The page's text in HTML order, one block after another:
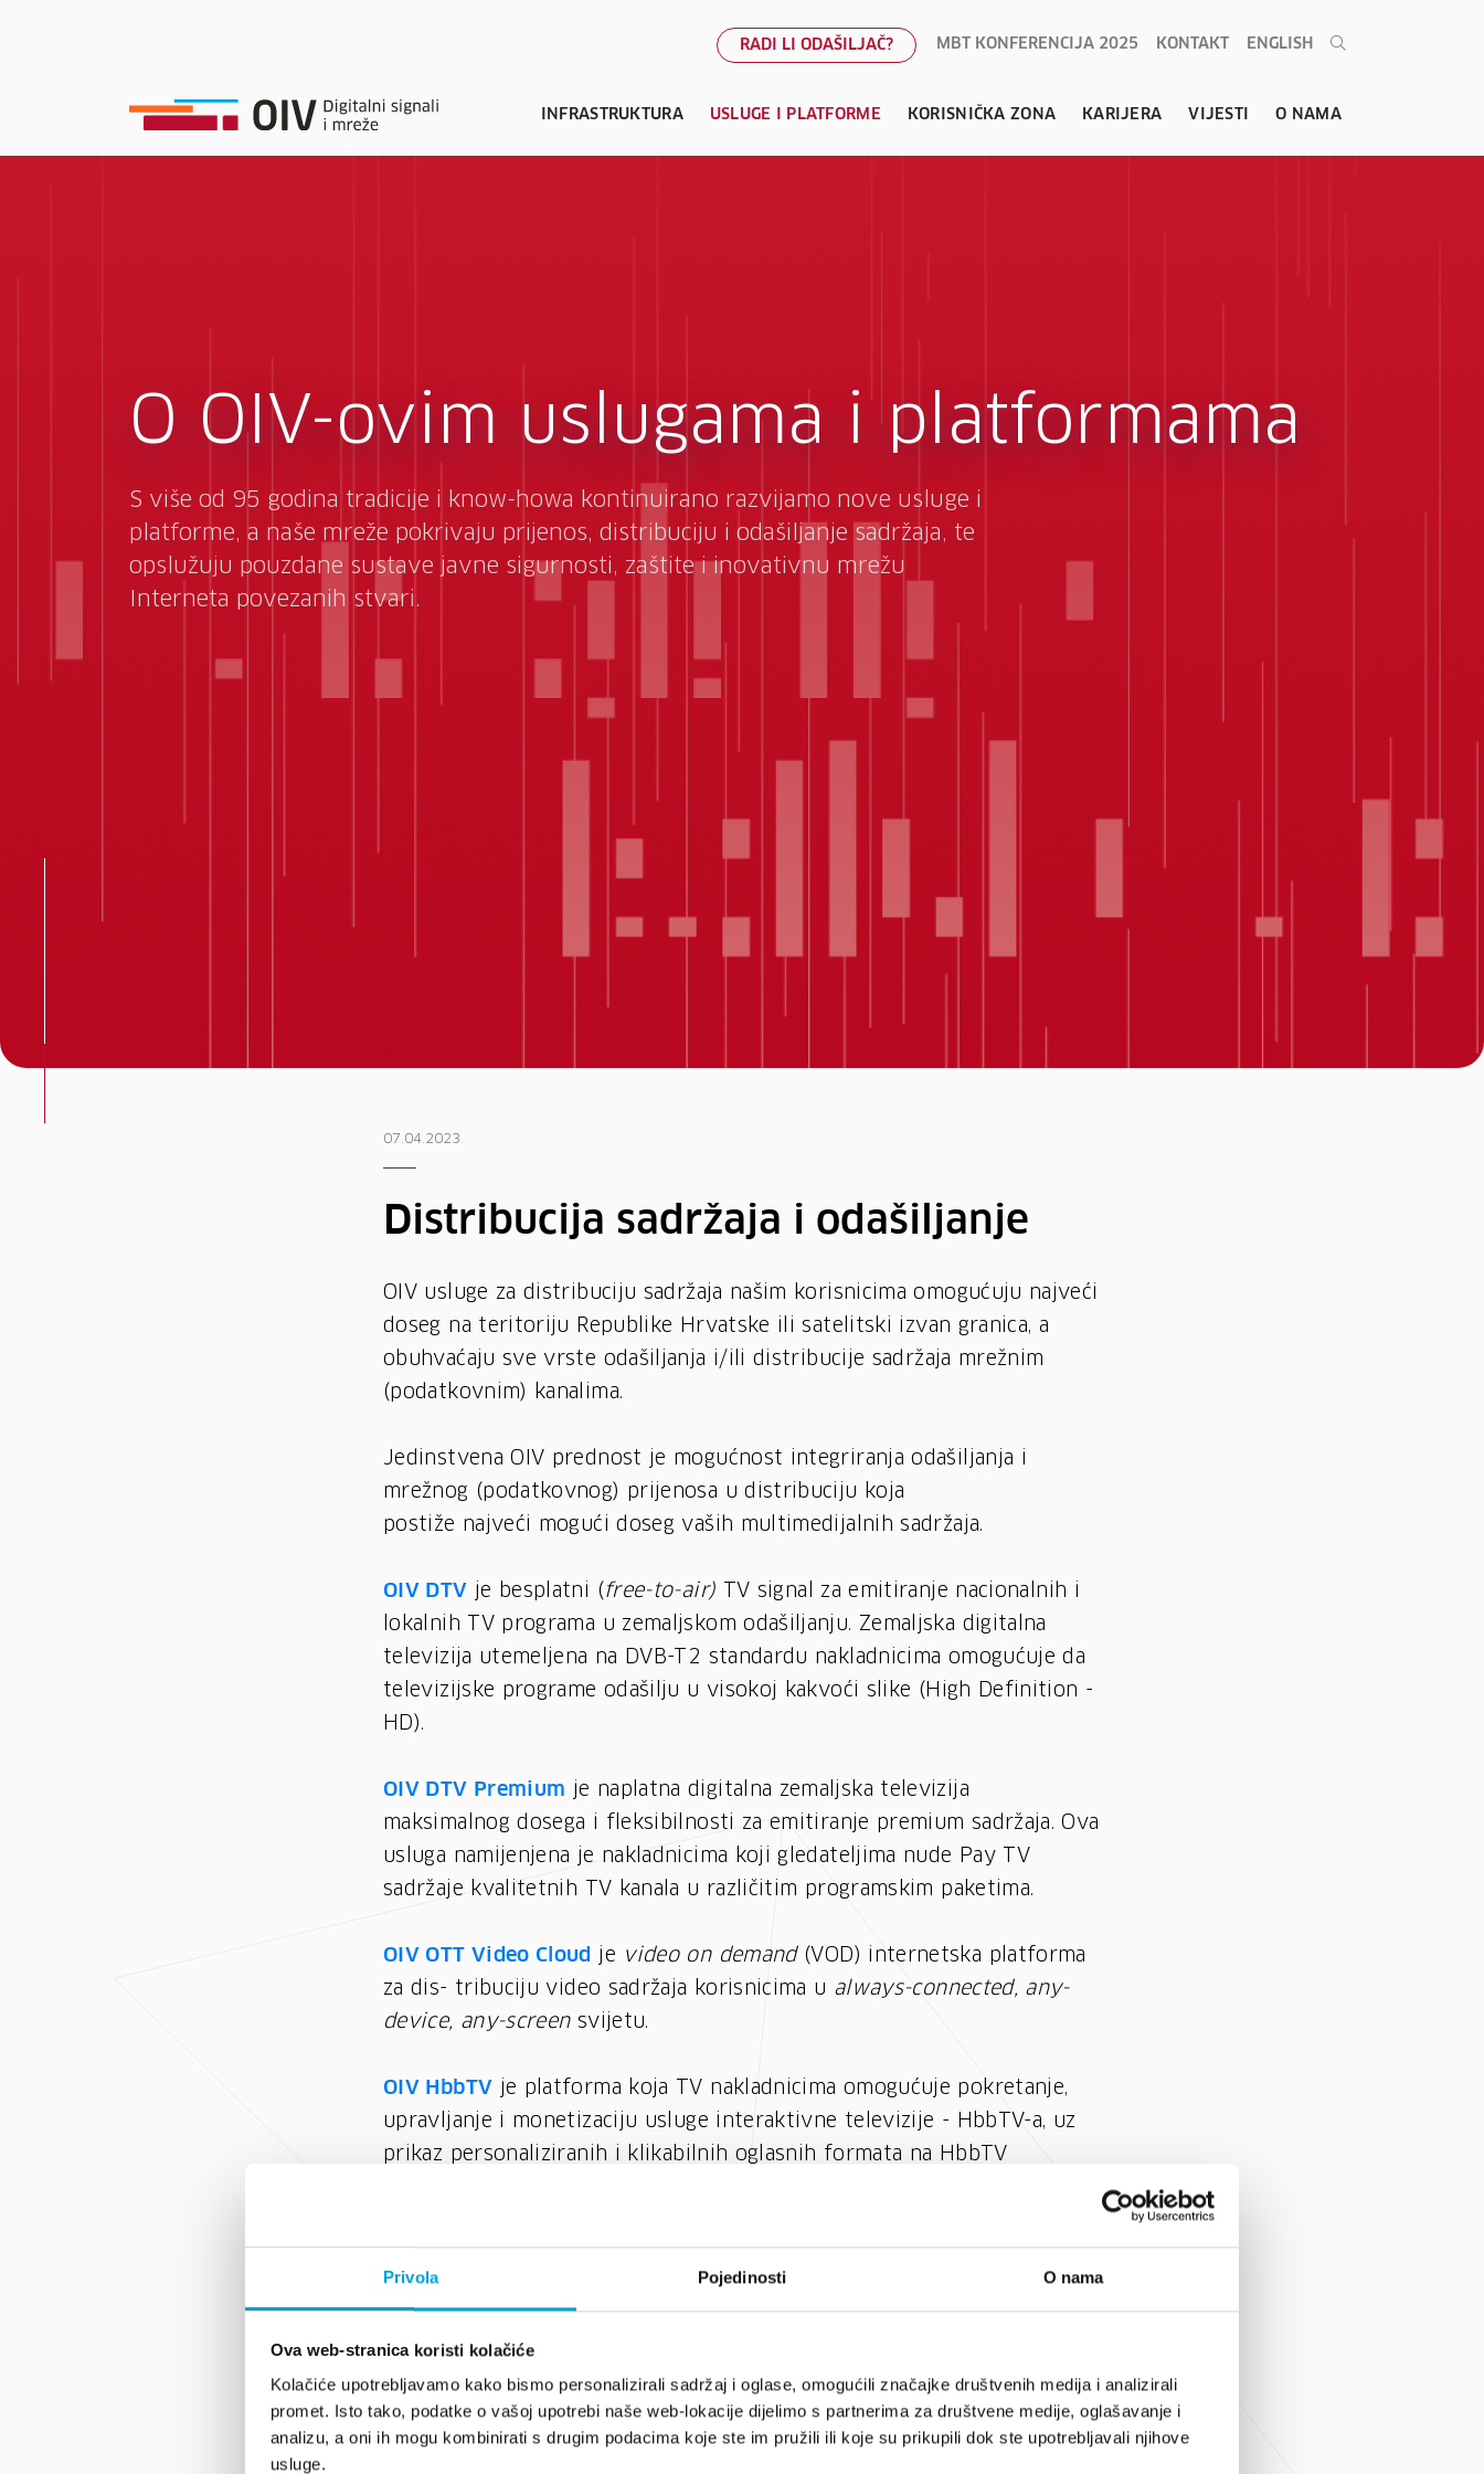
Privola Pojedinosti O nama
Ova web-stranica koristi kolačiće
Kolačiće upotrebljavamo kako bismo personalizirali sadržaj i oglase, omogućili značajke društvenih medija i analizirali
promet. Isto tako, podatke o vašoj upotrebi naše web-lokacije dijelimo s partnerima za društvene medije, oglašavanje i
analizu, a oni ih mogu kombinirati s drugim podacima koje ste im pružili ili koje su prikupili dok ste upotrebljavali njihove
usluge.
RADI LI ODAŠILJAČ? MBT KONFERENCIJA 2025 KONTAKT ENGLISH
INFRASTRUKTURA USLUGE I PLATFORME KORISNIČKA ZONA KARIJERA VIJESTI O NAMA
O OIV-ovim uslugama i platformama
S više od 95 godina tradicije i know-howa kontinuirano razvijamo nove usluge i
platforme, a naše mreže pokrivaju prijenos, distribuciju i odašiljanje sadržaja, te
opslužuju pouzdane sustave javne sigurnosti, zaštite i inovativnu mrežu
Interneta povezanih stvari.
07.04.2023.
Distribucija sadržaja i odašiljanje
OIV usluge za distribuciju sadržaja našim korisnicima omogućuju najveći
doseg na teritoriju Republike Hrvatske ili satelitski izvan granica, a
obuhvaćaju sve vrste odašiljanja i/ili distribucije sadržaja mrežnim
(podatkovnim) kanalima.
Jedinstvena OIV prednost je mogućnost integriranja odašiljanja i
mrežnog (podatkovnog) prijenosa u distribuciju koja
postiže najveći mogući doseg vaših multimedijalnih sadržaja.
OIV DTV je besplatni (free-to-air) TV signal za emitiranje nacionalnih i
lokalnih TV programa u zemaljskom odašiljanju. Zemaljska digitalna
televizija utemeljena na DVB-T2 standardu nakladnicima omogućuje da
televizijske programe odašilju u visokoj kakvoći slike (High Definition -
HD).
OIV DTV Premium je naplatna digitalna zemaljska televizija
maksimalnog dosega i fleksibilnosti za emitiranje premium sadržaja. Ova
usluga namijenjena je nakladnicima koji gledateljima nude Pay TV
sadržaje kvalitetnih TV kanala u različitim programskim paketima.
OIV OTT Video Cloud je video on demand(VOD) internetska platforma
za dis- tribuciju video sadržaja korisnicima u always-connected, any-
device, any-screen svijetu.
OIV HbbTV je platforma koja TV nakladnicima omogućuje pokretanje,
upravljanje i monetizaciju usluge interaktivne televizije - HbbTV-a, uz
prikaz personaliziranih i klikabilnih oglasnih formata na HbbTV
OIV DAB+ digitalni radionakladnicima omogućuje emitiranje visoke
kvalitete zvuka kroz jednu radijsku frekvenciju, lasniranje novih
kvalitetu zvuka bez smetnji. DAB+ radijski prijemnici mogu prikazivati
popratne slike, tekstualne informacije i animacije.
OIV FM radio
standardni je radio signal koji danas emitira većinu